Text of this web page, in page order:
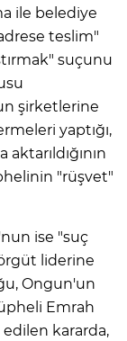
ile belediye
teslim"
suçunu
şirketlerine
yaptığı,
"rüşvet"
ise "suç
liderine
Ongun'un
Emrah
kararda,